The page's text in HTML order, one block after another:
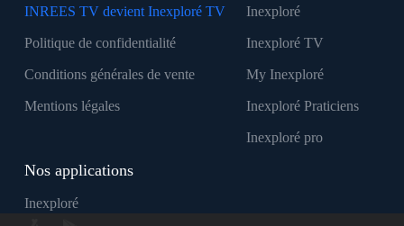
INREES TV devient Inexploré TV
Politique de confidentialité
Conditions générales de vente
Mentions légales
Inexploré
Inexploré TV
My Inexploré
Inexploré Praticiens
Inexploré pro
Nos applications
Inexploré